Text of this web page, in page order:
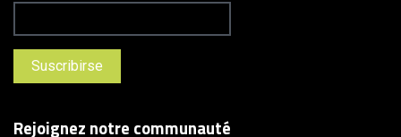
Rejoignez notre communauté